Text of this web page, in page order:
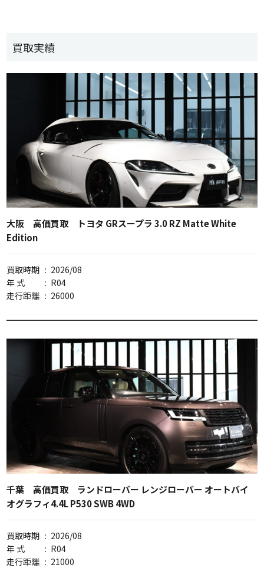
買取実績
大阪 高価買取 トヨタ GRスープラ 3.0 RZ Matte White
Edition
買取時期 : 2026/08
年 式
: R04
走行距離 : 26000
千葉 高価買取 ランドローバー レンジローバー オートバイ
オグラフィ4.4L P530 SWB 4WD
買取時期 : 2026/08
年 式
: R04
走行距離 : 21000